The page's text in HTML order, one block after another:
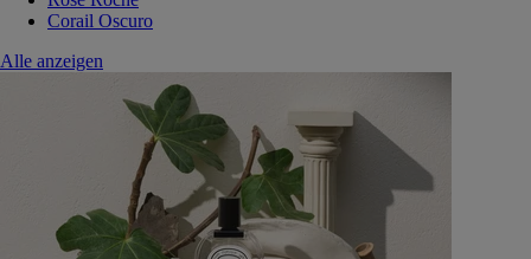
Corail Oscuro
Alle anzeigen